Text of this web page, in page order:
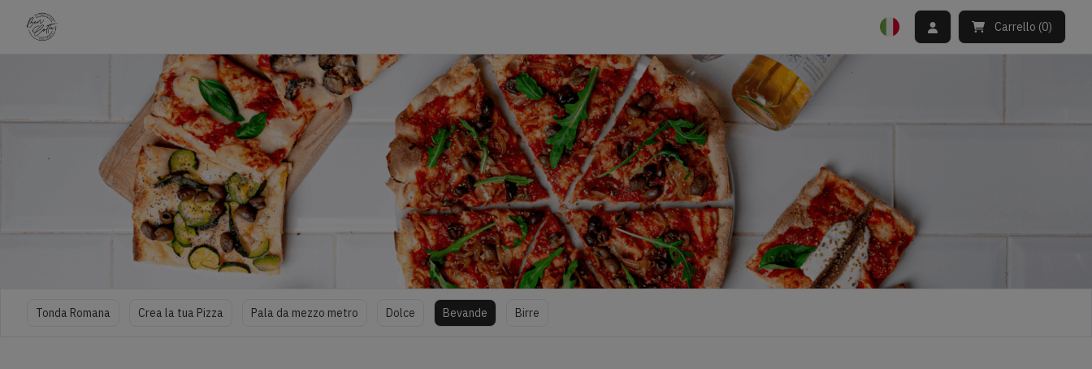
Carrello (0)
Tonda Romana Crea la tua Pizza Pala da mezzo metro Dolce Bevande Birre